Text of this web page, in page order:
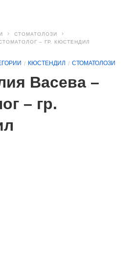
СТОМАТОЛОЗИ
– ГР. КЮСТЕНДИЛ
КЮСТЕНДИЛ СТОМАТОЛОЗИ
Васева –
– гр.